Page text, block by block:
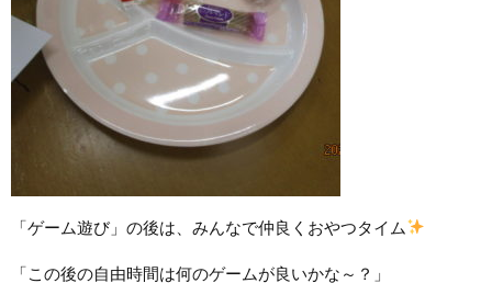
「ゲーム遊び」の後は、みんなで仲良くおやつタイム
「この後の自由時間は何のゲームが良いかな～？」